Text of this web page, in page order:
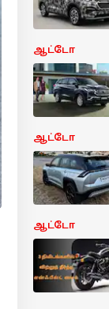
ஆட்டோ
ஆட்டோ
ஆட்டோ